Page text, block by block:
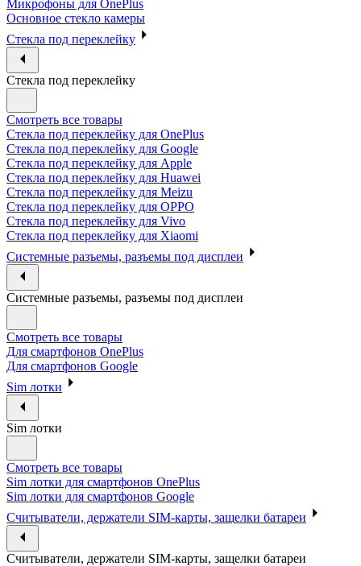
Микрофоны для OnePlus
Основное стекло камеры
Стекла под переклейку
Стекла под переклейку
Смотреть все товары
Стекла под переклейку для OnePlus
Стекла под переклейку для Google
Стекла под переклейку для Apple
Стекла под переклейку для Huawei
Стекла под переклейку для Meizu
Стекла под переклейку для OPPO
Стекла под переклейку для Vivo
Стекла под переклейку для Xiaomi
Системные разъемы, разъемы под дисплеи
Системные разъемы, разъемы под дисплеи
Смотреть все товары
Для смартфонов OnePlus
Для смартфонов Google
Sim лотки
Sim лотки
Смотреть все товары
Sim лотки для смартфонов OnePlus
Sim лотки для смартфонов Google
Считыватели, держатели SIM-карты, защелки батареи
Считыватели, держатели SIM-карты, защелки батареи